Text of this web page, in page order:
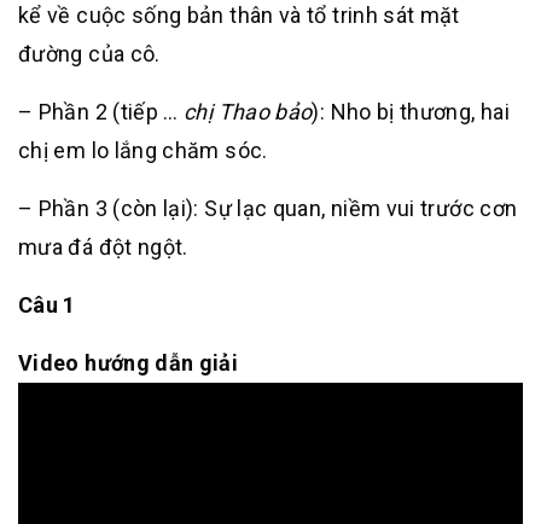
kể về cuộc sống bản thân và tổ trinh sát mặt
đường của cô.
– Phần 2 (tiếp … chị Thao bảo): Nho bị thương, hai
chị em lo lắng chăm sóc.
– Phần 3 (còn lại): Sự lạc quan, niềm vui trước cơn
mưa đá đột ngột.
Câu 1
Video hướng dẫn giải